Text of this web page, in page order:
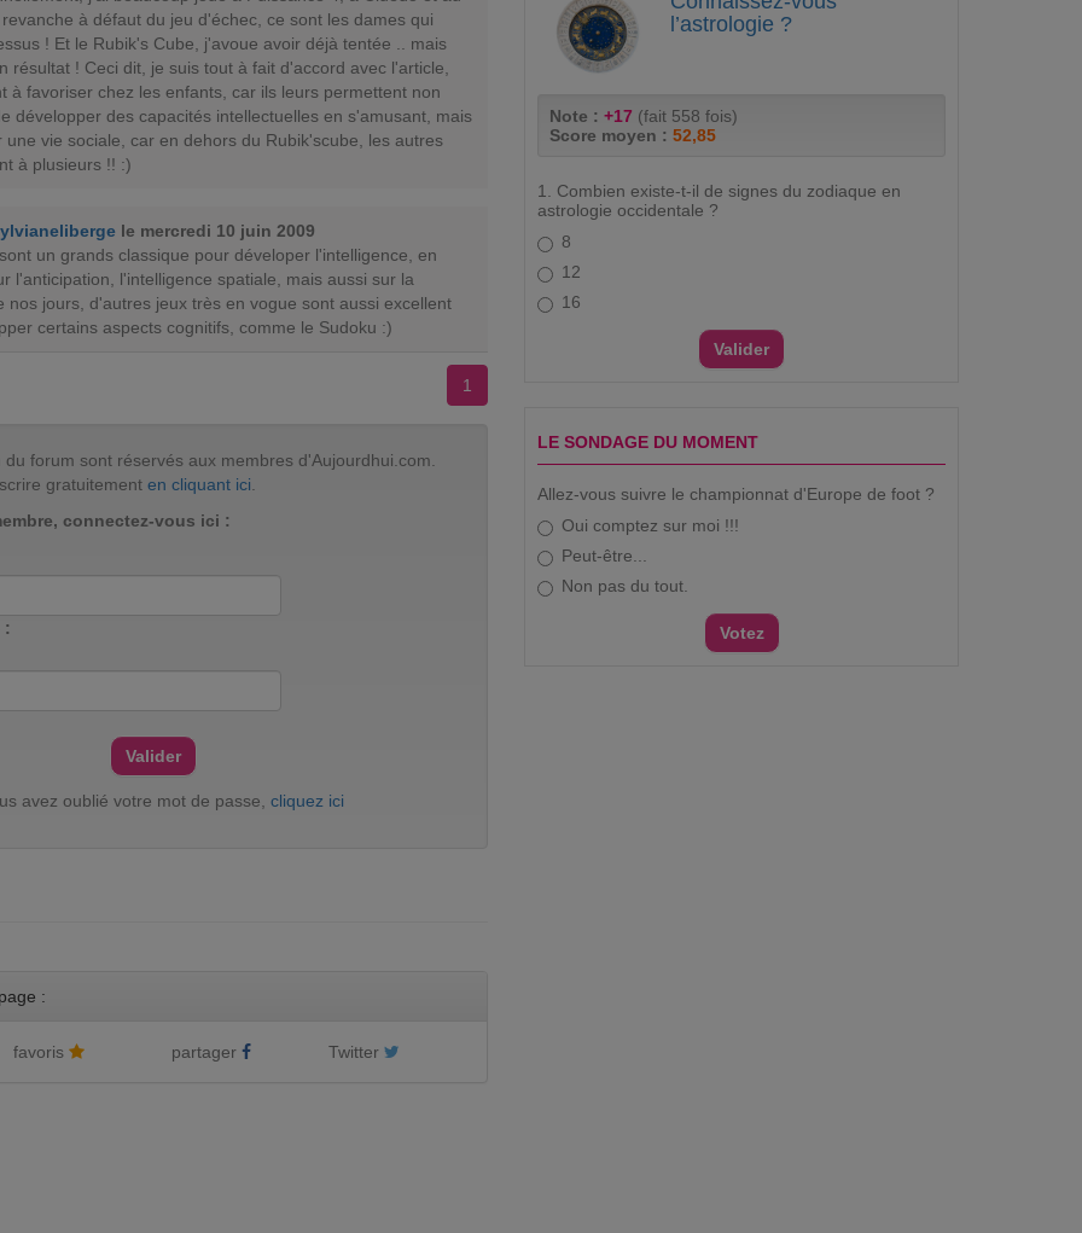
à défaut du jeu d'échec, ce sont les dames qui
! Et le Rubik's Cube, j'avoue avoir déjà tentée .. mais
résultat ! Ceci dit, je suis tout à fait d'accord avec l'article,
à favoriser chez les enfants, car ils leurs permettent non
développer des capacités intellectuelles en s'amusant, mais
une vie sociale, car en dehors du Rubik'scube, les autres
à plusieurs !! :)
le mercredi 10 juin 2009
un grands classique pour déveloper l'intelligence, en
l'anticipation, l'intelligence spatiale, mais aussi sur la
nos jours, d'autres jeux très en vogue sont aussi excellent
certains aspects cognitifs, comme le Sudoku :)
1
du forum sont réservés aux membres d'Aujourdhui.com.
gratuitement en cliquant ici
connectez-vous ici :
:
avez oublié votre mot de passe, cliquez ici
:
favoris partager Twitter
l’astrologie ?
Note : +17 (fait 558 fois)
Score moyen : 52,85
1. Combien existe-t-il de signes du zodiaque en
astrologie occidentale ?
8
12
16
LE SONDAGE DU MOMENT
Allez-vous suivre le championnat d'Europe de foot ?
Oui comptez sur moi !!!
Peut-être...
Non pas du tout.